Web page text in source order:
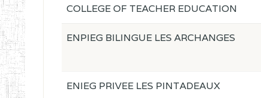
COLLEGE OF TEACHER EDUCATION
ENPIEG BILINGUE LES ARCHANGES
ENIEG PRIVEE LES PINTADEAUX